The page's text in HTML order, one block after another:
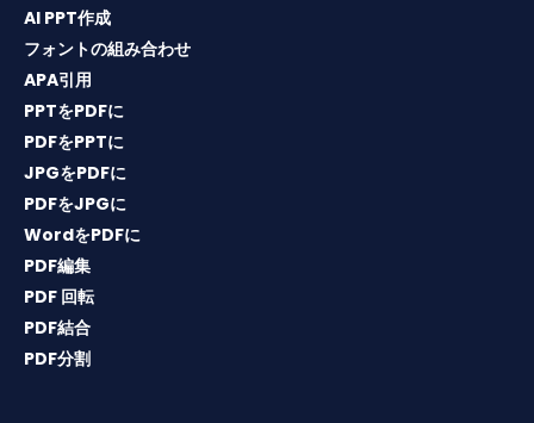
AI PPT作成
フォントの組み合わせ
APA引用
PPTをPDFに
PDFをPPTに
JPGをPDFに
PDFをJPGに
WordをPDFに
PDF編集
PDF 回転
PDF結合
PDF分割